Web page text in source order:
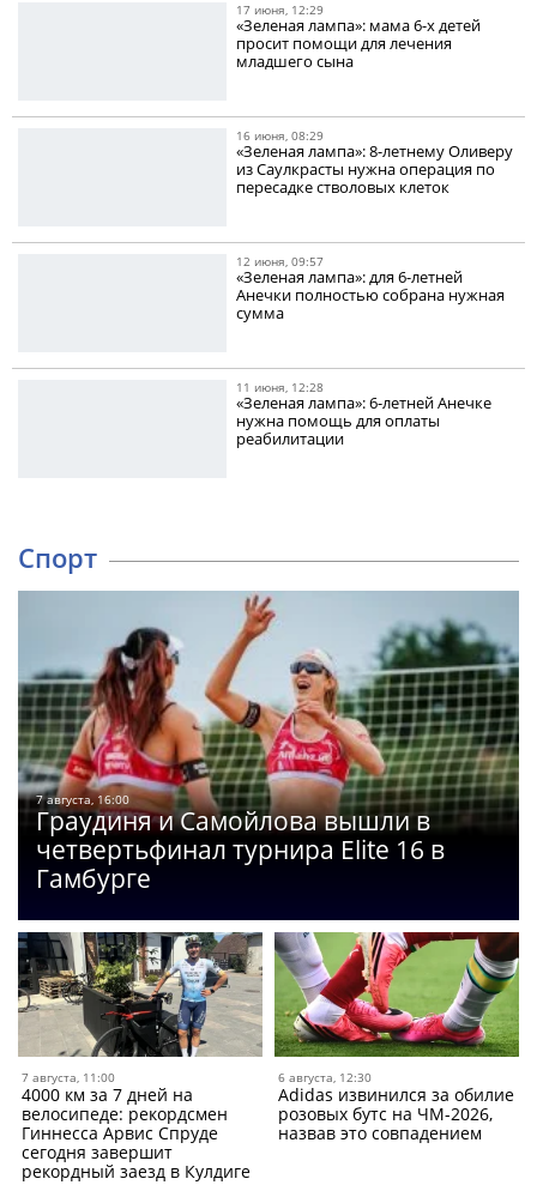
17 июня, 12:29
«Зеленая лампа»: мама 6-х детей
просит помощи для лечения
младшего сына
16 июня, 08:29
«Зеленая лампа»: 8-летнему Оливеру
из Саулкрасты нужна операция по
пересадке стволовых клеток
12 июня, 09:57
«Зеленая лампа»: для 6-летней
Анечки полностью собрана нужная
сумма
11 июня, 12:28
«Зеленая лампа»: 6-летней Анечке
нужна помощь для оплаты
реабилитации
Спорт
7 августа, 16:00
Граудиня и Самойлова вышли в
четвертьфинал турнира Elite 16 в
Гамбурге
7 августа, 11:00
4000 км за 7 дней на
велосипеде: рекордсмен
Гиннесса Арвис Спруде
сегодня завершит
рекордный заезд в Кулдиге
6 августа, 12:30
Adidas извинился за обилие
розовых бутс на ЧМ-2026,
назвав это совпадением